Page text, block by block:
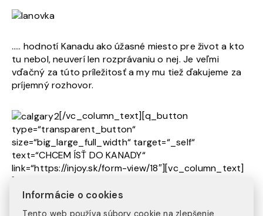
….. hodnotí Kanadu ako úžasné miesto pre život a kto
tu nebol, neuverí len rozprávaniu o nej. Je veľmi
vďačný za túto príležitosť a my mu tiež ďakujeme za
príjemný rozhovor.
[/vc_column_text][q_button
type=“transparent_button“
size=“big_large_full_width“ target=“_self“
text=“CHCEM ÍSŤ DO KANADY“
link=“https://injoy.sk/form-view/18″][vc_column_text]
[fc id=’18‘ type=’popup‘ button_color=’#4488ee‘
font_color=’white‘][/fc][/vc_column_text]
[/vc_column][/vc_row]
Informácie o cookies
Tento web používa súbory cookie na zlepšenie